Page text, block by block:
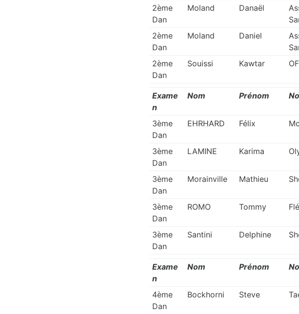
2ème
Dan
Moland Danaël
2ème
Dan
Moland Daniel
2ème
Dan
Souissi Kawtar
Exame
n
Nom Prénom
3ème
Dan
EHRHARD Félix
3ème
Dan
LAMINE Karima
3ème
Dan
Morainville Mathieu
3ème
Dan
ROMO Tommy
3ème
Dan
Santini Delphine
Exame
n
Nom Prénom
4ème
Dan
Bockhorni Steve